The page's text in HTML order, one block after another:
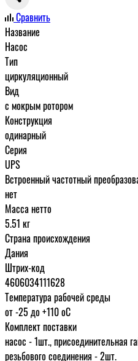
Сравнить
Название
Насос
Тип
циркуляционный
Вид
с мокрым ротором
Конструкция
одинарный
Серия
UPS
Встроенный частотный
нет
Масса нетто
5.51 кг
Страна происхождения
Дания
Штрих-код
4606034111628
Температура рабочей среды
от -25 до +110 oC
Комплект поставки
насос - 1шт., присоединительная
резьбового соединения - 2шт.